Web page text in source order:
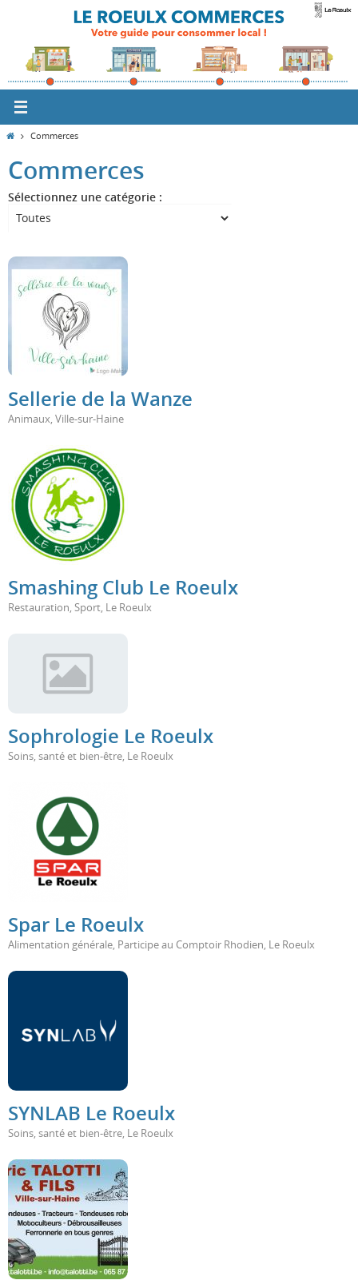
contenu
HomeCommerces
Commerces
Sélectionnez une catégorie :
Sellerie de la Wanze
Animaux, Ville-sur-Haine
Smashing Club Le Roeulx
Restauration, Sport, Le Roeulx
Sophrologie Le Roeulx
Soins, santé et bien-être, Le Roeulx
Spar Le Roeulx
Alimentation générale, Participe au Comptoir Rhodien, Le Roeulx
SYNLAB Le Roeulx
Soins, santé et bien-être, Le Roeulx